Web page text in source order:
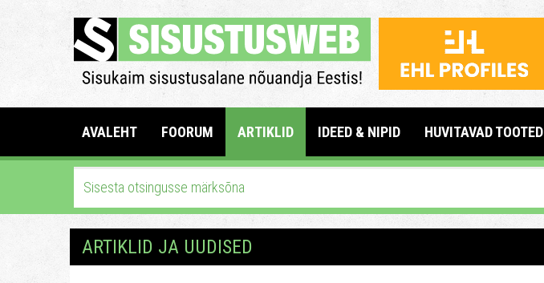
AVALEHT FOORUM ARTIKLID IDEED & NIPID HUVITAVAD TOOTED
ARTIKLID JA UUDISED